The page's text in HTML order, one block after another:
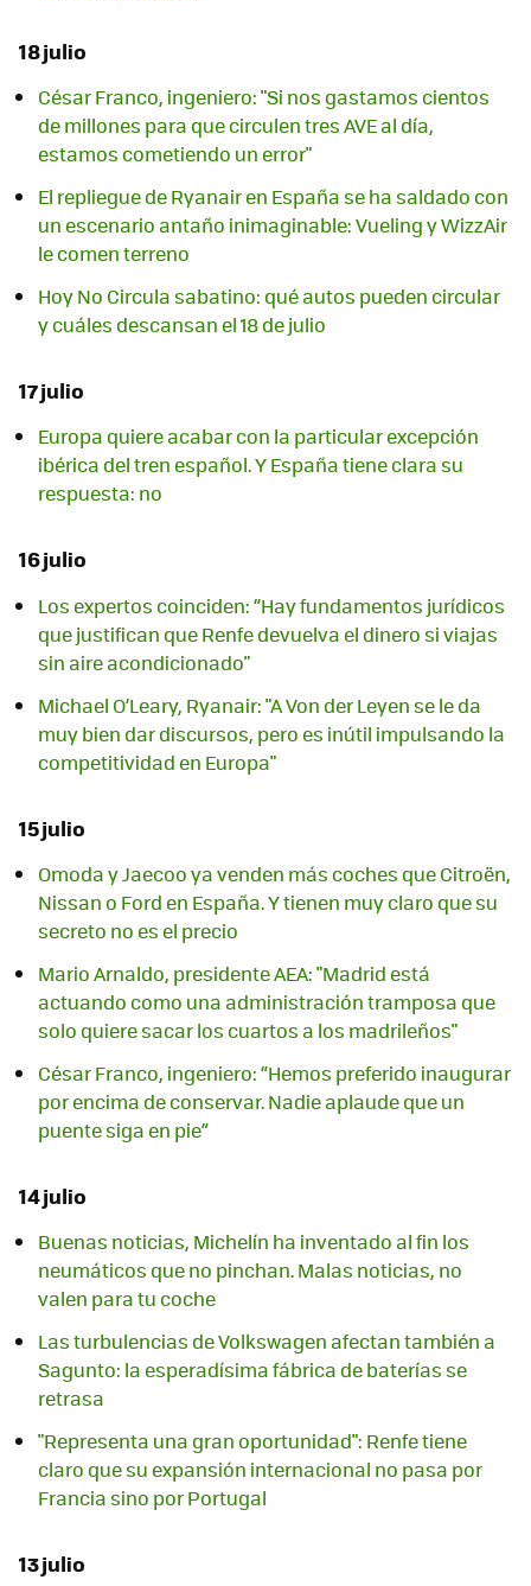
18 julio
César Franco, ingeniero: "Si nos gastamos cientos
de millones para que circulen tres AVE al día,
estamos cometiendo un error"
El repliegue de Ryanair en España se ha saldado con
un escenario antaño inimaginable: Vueling y WizzAir
le comen terreno
Hoy No Circula sabatino: qué autos pueden circular
y cuáles descansan el 18 de julio
17 julio
Europa quiere acabar con la particular excepción
ibérica del tren español. Y España tiene clara su
respuesta: no
16 julio
Los expertos coinciden: “Hay fundamentos jurídicos
que justifican que Renfe devuelva el dinero si viajas
sin aire acondicionado"
Michael O’Leary, Ryanair: "A Von der Leyen se le da
muy bien dar discursos, pero es inútil impulsando la
competitividad en Europa"
15 julio
Omoda y Jaecoo ya venden más coches que Citroën,
Nissan o Ford en España. Y tienen muy claro que su
secreto no es el precio
Mario Arnaldo, presidente AEA: "Madrid está
actuando como una administración tramposa que
solo quiere sacar los cuartos a los madrileños"
César Franco, ingeniero: “Hemos preferido inaugurar
por encima de conservar. Nadie aplaude que un
puente siga en pie”
14 julio
Buenas noticias, Michelín ha inventado al fin los
neumáticos que no pinchan. Malas noticias, no
valen para tu coche
Las turbulencias de Volkswagen afectan también a
Sagunto: la esperadísima fábrica de baterías se
retrasa
"Representa una gran oportunidad": Renfe tiene
claro que su expansión internacional no pasa por
Francia sino por Portugal
13 julio